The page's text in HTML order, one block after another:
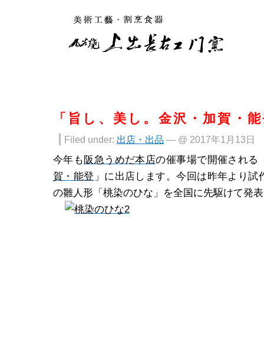
「旨し、美し。金沢・加賀・
Filed under: 出店・出品 — @ 2017年1月13日
今年も 阪急うめだ本店の催事場で開催される
賀・能登 」に出店します。今回は昨年より
の雛人形「桃染のひな」を全国に先駆けて発